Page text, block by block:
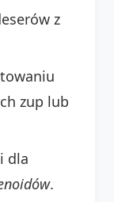
z
zup lub
dla
.